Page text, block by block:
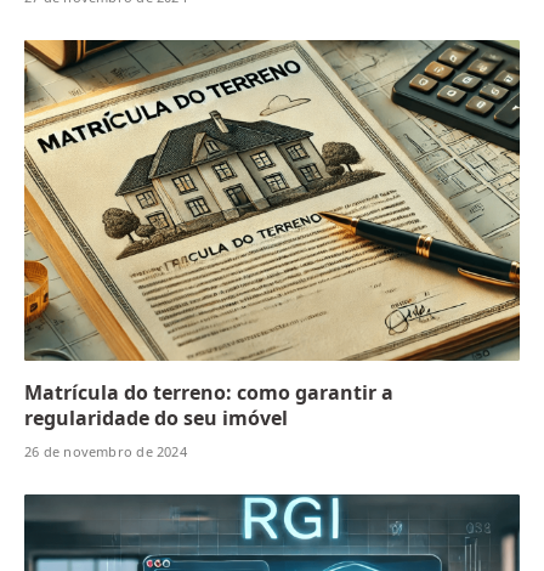
Matrícula do terreno: como garantir a
regularidade do seu imóvel
26 de novembro de 2024